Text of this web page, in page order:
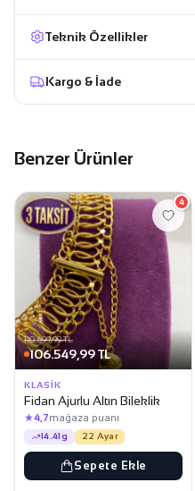
Teknik Özellikler
Kargo & İade
Benzer Ürünler
110.699,99 TL
106.549,99 TL
4
KLASIK
Fidan Ajurlu Altın Bileklik
★4,7mağaza puanı
14.41g 22 Ayar
Sepete Ekle